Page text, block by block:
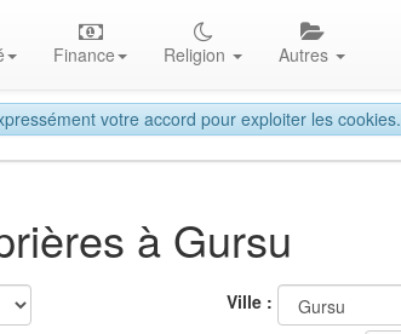
votre accord pour exploiter les cookies.
Finance Religion Autres
à Gursu
Ville :